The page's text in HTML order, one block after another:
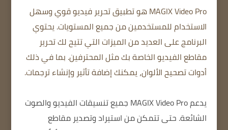
MAGIX Video Pro هو تطبيق تحرير فيديو قوي وسهل
الاستخدام للمستخدمين من جميع المستويات. يحتوي
البرنامج على العديد من الميزات التي تتيح لك تحرير
مقاطع الفيديو الخاصة بك مثل المحترفين. بما في ذلك
أدوات تصحيح الألوان، يمكنك إضافة تأثير وإنشاء ترجمات.
يدعم MAGIX Video Pro جميع تنسيقات الفيديو والصوت
الشائعة. حتى تتمكن من استيراد وتصدير مقاطع